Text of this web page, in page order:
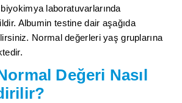
laboratuvarlarında
Albumin testine dair aşağıda
Normal değerleri yaş gruplarına
Değeri Nasıl